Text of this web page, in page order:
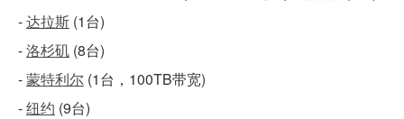
-达拉斯 (1台)
-洛杉矶 (8台)
-蒙特利尔 (1台，100TB带宽)
-纽约 (9台)